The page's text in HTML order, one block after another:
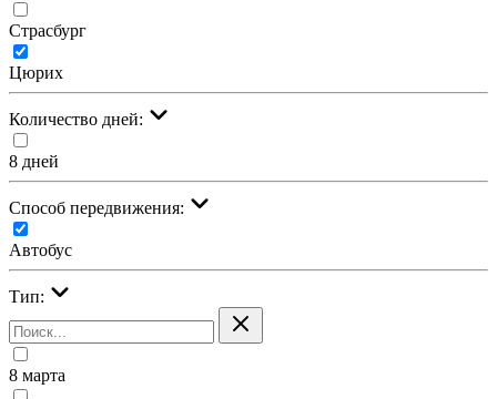
Страсбург
Цюрих
Количество дней:
8 дней
Cпособ передвижения:
Автобус
Тип:
8 марта